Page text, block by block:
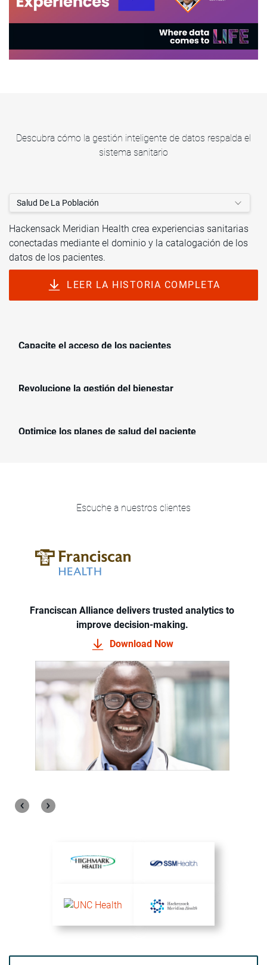
Descubra cómo la gestión inteligente de datos respalda el
sistema sanitario
Salud De La Población
Hackensack Meridian Health crea experiencias sanitarias
conectadas mediante el dominio y la catalogación de los
datos de los pacientes.
LEER LA HISTORIA COMPLETA
Capacite el acceso de los pacientes
Agilice el acceso a los servicios sanitarios con un
portal centralizado para citas, registros sanitarios
electrónicos y mucho más.
Revolucione la gestión del bienestar
Implemente una aplicación de bienestar interactiva
para la orientación personalizada, la recopilación de
Optimice los planes de salud del paciente
para crear una vista del Paciente 360 a fin de
Escuche a nuestros clientes
Franciscan Alliance delivers trusted analytics to
improve decision-making.
Download Now